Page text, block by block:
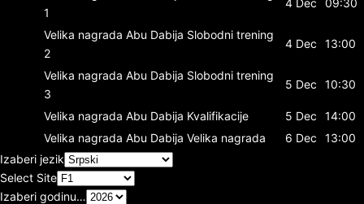
1
Velika nagrada Abu Dabija Slobodni trening
2
4 Dec 13:00
Velika nagrada Abu Dabija Slobodni trening
3
5 Dec 10:30
Velika nagrada Abu Dabija Kvalifikacije 5 Dec
14:00
Velika nagrada Abu Dabija Velika nagrada 6 Dec
13:00
Izaberi jezik
Select Site
Izaberi godinu…